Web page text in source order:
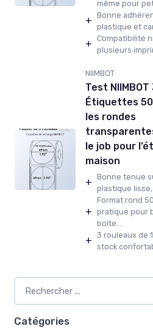
même pour
+ Bonne
plastique et
+ Compatibilité
plusieurs
NIIMBOT
Test
Étiquettes
les rondes
le job pour
maison
+ Bonne tenue
plastique
+
Format rond
pratique pour
boîte...
+ 3 rouleaux de
stock
Catégories